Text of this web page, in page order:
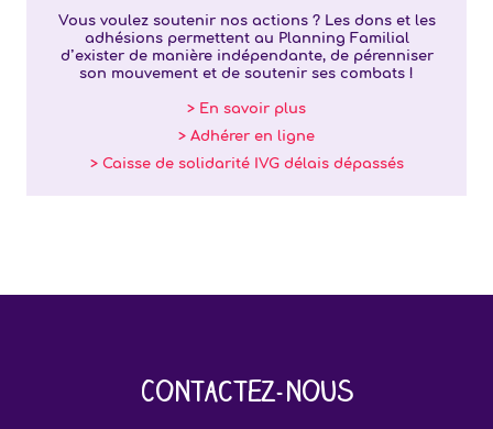
Vous voulez soutenir nos actions ? Les dons et les
adhésions permettent au Planning Familial
d’exister de manière indépendante, de pérenniser
son mouvement et de soutenir ses combats !
> En savoir plus
> Adhérer en ligne
> Caisse de solidarité IVG délais dépassés
Contactez-nous